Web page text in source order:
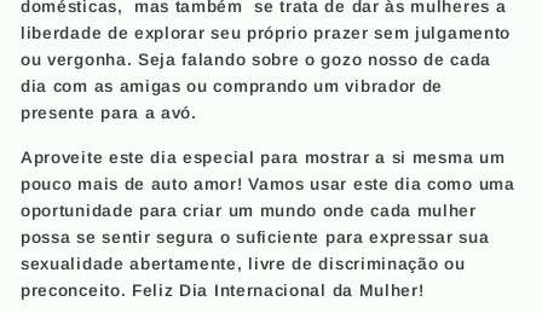
domésticas, mas também se trata de dar às mulheres a
liberdade de explorar seu próprio prazer sem julgamento
ou vergonha. Seja falando sobre o gozo nosso de cada
dia com as amigas ou comprando um vibrador de
presente para a avó.
Aproveite este dia especial para mostrar a si mesma um
pouco mais de auto amor! Vamos usar este dia como uma
oportunidade para criar um mundo onde cada mulher
possa se sentir segura o suficiente para expressar sua
sexualidade abertamente, livre de discriminação ou
preconceito. Feliz Dia Internacional da Mulher!